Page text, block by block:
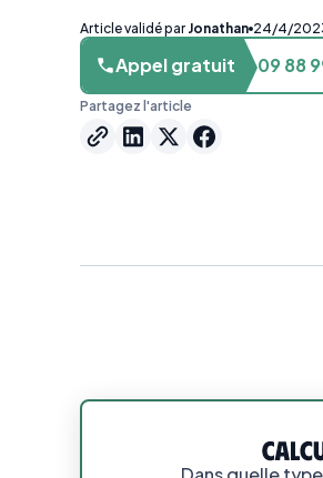
Article validé par Jonathan 24/4/
Appel gratuit 09 88
Partagez l'article